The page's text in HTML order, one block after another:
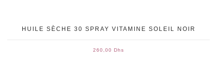
HUILE SÈCHE 30 SPRAY VITAMINE SOLEIL NOIR
260,00 Dhs